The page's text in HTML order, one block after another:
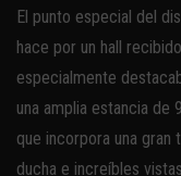
El punto especial del
hace por un hall
especialmente
una amplia estancia de
que incorpora una
ducha e increíbles